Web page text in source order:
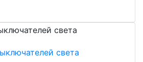
света